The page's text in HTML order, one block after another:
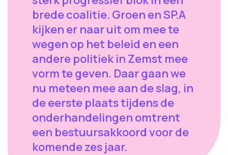
brede coalitie. Groen en SP.A
kijken er naar uit om mee te
wegen op het beleid en een
andere politiek in Zemst mee
vorm te geven. Daar gaan we
nu meteen mee aan de slag, in
de eerste plaats tijdens de
onderhandelingen omtrent
een bestuursakkoord voor de
komende zes jaar.